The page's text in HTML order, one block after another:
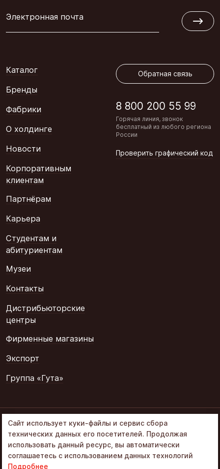
Электронная почта
Каталог
Бренды
Фабрики
О холдинге
Новости
Корпоративным
клиентам
Партнёрам
Карьера
Студентам и
абитуриентам
Музеи
Контакты
Дистрибьюторские
центры
Фирменные магазины
Экспорт
Группа «Гута»
Обратная связь
8 800 200 55 99
Горячая линия, звонок
бесплатный из любого региона
России
Проверить графический код
© 2002–2026
«Объединенные
кондитеры» в составе
Политика обработки ПД
Сайт использует куки-файлы и сервис сбора
технических данных его посетителей. Продолжая
использовать данный ресурс, вы автоматически
соглашаетесь с использованием данных технологий
Подробнее